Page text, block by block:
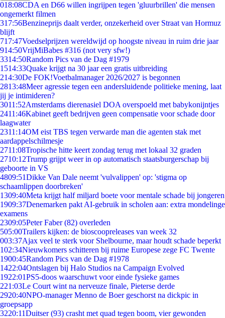
018:08CDA en D66 willen ingrijpen tegen 'gluurbrillen' die mensen
ongemerkt filmen
317:56Benzineprijs daalt verder, onzekerheid over Straat van Hormuz
blijft
717:47Voedselprijzen wereldwijd op hoogste niveau in ruim drie jaar
914:50VrijMiBabes #316 (not very sfw!)
3314:50Random Pics van de Dag #1979
1514:33Quake krijgt na 30 jaar een gratis uitbreiding
214:30De FOK!Voetbalmanager 2026/2027 is begonnen
2813:48Meer agressie tegen een andersluidende politieke mening, laat
jij je intimideren?
3011:52Amsterdams dierenasiel DOA overspoeld met babykonijntjes
2411:46Kabinet geeft bedrijven geen compensatie voor schade door
laagwater
2311:14OM eist TBS tegen verwarde man die agenten stak met
aardappelschilmesje
2711:08Tropische hitte keert zondag terug met lokaal 32 graden
2710:12Trump grijpt weer in op automatisch staatsburgerschap bij
geboorte in VS
4809:51Dikke Van Dale neemt 'vulvalippen' op: 'stigma op
schaamlippen doorbreken'
1309:40Meta krijgt half miljard boete voor mentale schade bij jongeren
1909:37Denemarken pakt AI-gebruik in scholen aan: extra mondelinge
examens
2309:05Peter Faber (82) overleden
505:00Trailers kijken: de bioscoopreleases van week 32
003:37Ajax veel te sterk voor Shelbourne, maar houdt schade beperkt
102:34Nieuwkomers schitteren bij ruime Europese zege FC Twente
1900:45Random Pics van de Dag #1978
1422:04Ontslagen bij Halo Studios na Campaign Evolved
1922:01PS5-doos waarschuwt voor einde fysieke games
221:03Le Court wint na nerveuze finale, Pieterse derde
2920:40NPO-manager Menno de Boer geschorst na dickpic in
groepsapp
3220:11Duitser (93) crasht met quad tegen boom, vier gewonden